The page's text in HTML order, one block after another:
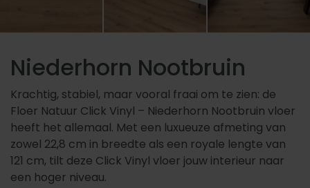
Niederhorn Nootbruin
Krachtig, stabiel, maar vooral fraai om te zien: de
Floer Natuur Click Vinyl – Niederhorn Nootbruin vloer
heeft het allemaal. Met een luxueuze afmeting van
zowel 22,8 cm in breedte als een royale lengte van
121 cm, tilt deze Click Vinyl vloer jouw interieur naar
een hoger niveau.